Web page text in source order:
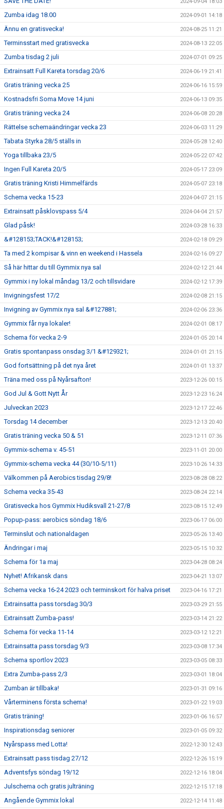
Zumba idag 18.00 2024-09-01 14:18
Ännu en gratisvecka! 2024-08-25 11:21
Terminsstart med gratisvecka 2024-08-13 22:05
Zumba tisdag 2 juli 2024-07-01 09:25
Extrainsatt Full Kareta torsdag 20/6 2024-06-19 21:41
Gratis träning vecka 25 2024-06-16 15:59
Kostnadsfri Soma Move 14 juni 2024-06-13 09:35
Gratis träning vecka 24 2024-06-08 20:28
Rättelse schemaändringar vecka 23 2024-06-03 11:29
Tabata Styrka 28/5 ställs in 2024-05-28 12:40
Yoga tillbaka 23/5 2024-05-22 07:42
Ingen Full Kareta 20/5 2024-05-17 23:09
Gratis träning Kristi Himmelfärds 2024-05-07 23:18
Schema vecka 15-23 2024-04-07 21:15
Extrainsatt påsklovspass 5/4 2024-04-04 21:57
Glad påsk! 2024-03-28 16:33
&#128153;TACK!&#128153; 2024-02-18 09:29
Ta med 2 kompisar & vinn en weekend i Hassela 2024-02-16 09:27
Så här hittar du till Gymmix nya sal 2024-02-12 21:44
Gymmix i ny lokal måndag 13/2 och tillsvidare 2024-02-12 17:39
Invigningsfest 17/2 2024-02-08 21:15
Invigning av Gymmix nya sal &#127881; 2024-02-06 23:36
Gymmix får nya lokaler! 2024-02-01 08:17
Schema för vecka 2-9 2024-01-05 20:14
Gratis spontanpass onsdag 3/1 &#129321; 2024-01-01 21:15
God fortsättning på det nya året 2024-01-01 13:37
Träna med oss på Nyårsafton! 2023-12-26 00:15
God Jul & Gott Nytt År 2023-12-23 16:24
Julveckan 2023 2023-12-17 22:46
Torsdag 14 december 2023-12-13 20:40
Gratis träning vecka 50 & 51 2023-12-11 07:36
Gymmix-schema v. 45-51 2023-11-01 20:00
Gymmix-schema vecka 44 (30/10-5/11) 2023-10-26 14:33
Välkommen på Aerobics tisdag 29/8! 2023-08-28 08:22
Schema vecka 35-43 2023-08-24 22:14
Gratisvecka hos Gymmix Hudiksvall 21-27/8 2023-08-15 12:49
Popup-pass: aerobics söndag 18/6 2023-06-17 06:00
Terminslut och nationaldagen 2023-05-26 13:40
Ändringar i maj 2023-05-15 10:32
Schema för 1a maj 2023-04-28 08:24
Nyhet! Afrikansk dans 2023-04-21 13:07
Schema vecka 16-24 2023 och terminskort för halva priset 2023-04-16 17:21
Extrainsatta pass torsdag 30/3 2023-03-29 21:55
Extrainsatt Zumba-pass! 2023-03-14 21:22
Schema för vecka 11-14 2023-03-12 12:21
Extrainsatta pass torsdag 9/3 2023-03-08 17:34
Schema sportlov 2023 2023-03-05 08:33
Extra Zumba-pass 2/3 2023-03-01 18:04
Zumban är tillbaka! 2023-01-31 09:16
Vårterminens första schema! 2023-01-22 19:03
Gratis träning! 2023-01-06 16:57
Inspirationsdag seniorer 2023-01-05 09:32
Nyårspass med Lotta! 2022-12-30 12:43
Extrainsatt pass tisdag 27/12 2022-12-26 15:19
Adventsfys söndag 19/12 2022-12-16 18:04
Julschema och gratis julträning 2022-12-15 17:18
Angående Gymmix lokal 2022-12-14 11:48